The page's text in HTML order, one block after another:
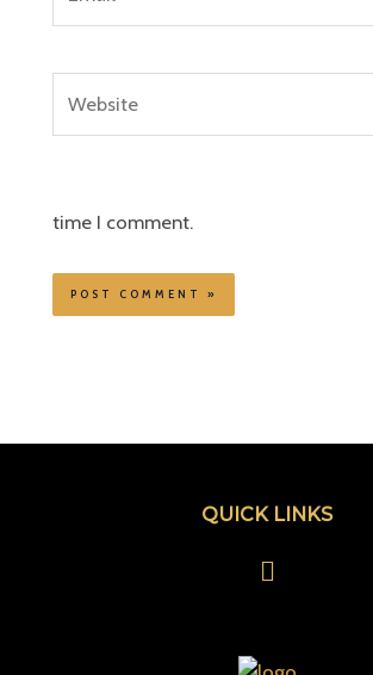
time I comment.
QUICK LINKS
Menu